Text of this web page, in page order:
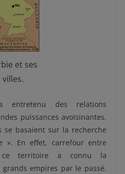
et ses
entretenu des relations
puissances avoisinantes.
se basaient sur la recherche
». En effet, carrefour entre
ce territoire a connu la
empires par le passé.